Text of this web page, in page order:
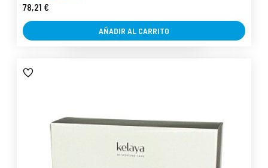
78,21 €
AÑADIR AL CARRITO